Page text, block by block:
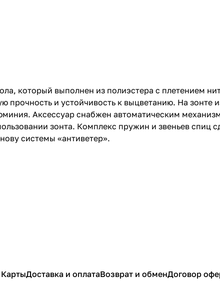
который выполнен из полиэстера с плетением
прочность и устойчивость к выцветанию. На
Аксессуар снабжен автоматическим
зонта. Комплекс пружин и звеньев спиц
системы «антиветер».
Доставка и оплатаВозврат и обменДоговор